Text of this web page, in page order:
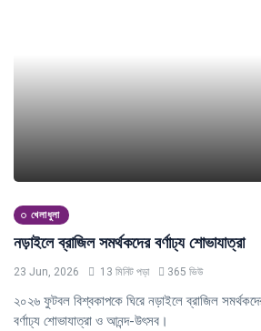
খেলাধুলা
নড়াইলে ব্রাজিল সমর্থকদের বর্ণাঢ্য শোভাযাত্রা
23 Jun, 2026 13 মিনিট পড়া 365 ভিউ
২০২৬ ফুটবল বিশ্বকাপকে ঘিরে নড়াইলে ব্রাজিল
বর্ণাঢ্য শোভাযাত্রা ও আনন্দ-উৎসব।